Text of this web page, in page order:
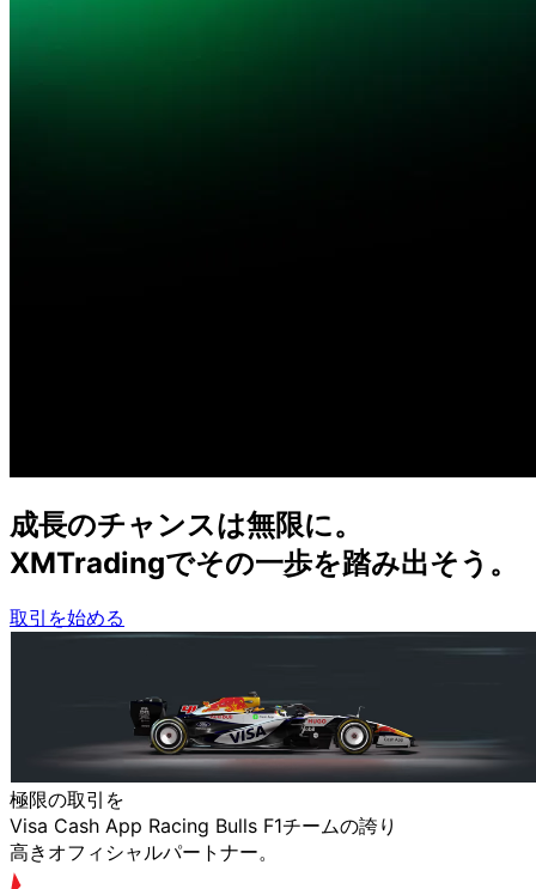
成長のチャンスは無限に。
XMTradingでその一歩を踏み出そう。
取引を始める
極限の取引を
Visa Cash App Racing Bulls F1チームの誇り
高きオフィシャルパートナー。